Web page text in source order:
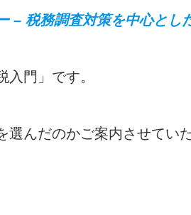
– 税務調査対策を中心とし
門」です。
んだのかご案内させてい